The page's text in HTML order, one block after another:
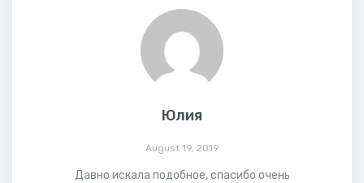
Юлия
August 19, 2019
Давно искала подобное, спасибо очень